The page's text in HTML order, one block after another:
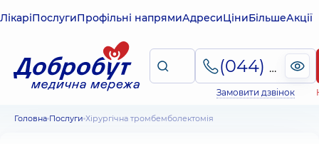
ЛікаріПослугиПрофільні напрямиАдресиЦіниБільшеАкції
(044) 495-2-888
Замовити дзвінок
Головна Послуги Хірургічна тромбемболектомія